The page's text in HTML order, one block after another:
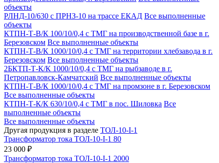
объекты
РЛНД-10/630 с ПРНЗ-10 на трассе ЕКАД Все выполненные
объекты
КТПН-Т-В/К 100/10/0,4 с ТМГ на производственной базе в г.
Березовском Все выполненные объекты
КТПН-Т-В/К 1000/10/0,4 с ТМГ на территории хлебзавода в г.
Березовском Все выполненные объекты
2БКТП-Т-К/К 1000/10/0,4 с ТМГ на рыбзаводе в г.
Петропавловск-Камчатский Все выполненные объекты
КТПН-Т-В/К 1000/10/0,4 с ТМГ на промзоне в г. Березовском
Все выполненные объекты
КТПН-Т-К/К 630/10/0,4 с ТМГ в пос. Шиловка Все
выполненные объекты
Все выполненные объекты
Другая продукция в разделе ТОЛ-10-I-1
Трансформатор тока ТОЛ-10-I-1 80
23 000 ₽
Трансформатор тока ТОЛ-10-I-1 2000